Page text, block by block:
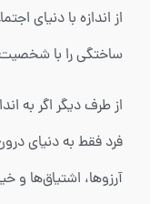
از اندازه با دنیای
ساختگی را با
از طرف دیگر اگر به
فرد فقط به دنیای
آرزوها، اشتیاق‌ها و